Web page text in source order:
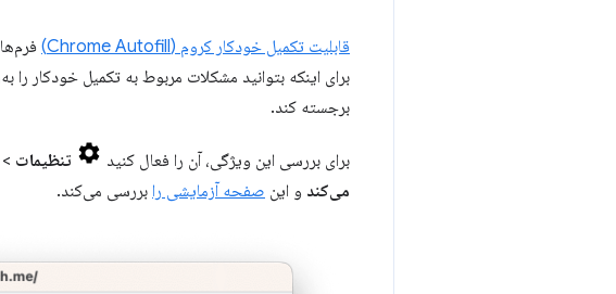
قابلیت تکمیل خودکار کروم (Chrome Autofill)
برای اینکه بتوانید مشکلات مربوط به تکمیل خودکار را
برجسته کند.
برای بررسی این ویژگی، آن را فعال کنید تنظیمات >
می‌کند و این صفحه آزمایشی را بررسی می‌کند.